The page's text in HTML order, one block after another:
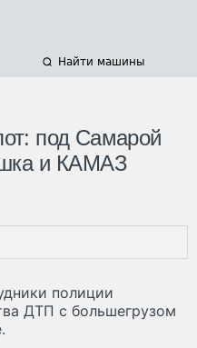
Найти машины
под Самарой
и КАМАЗ
полиции
ДТП с большегрузом